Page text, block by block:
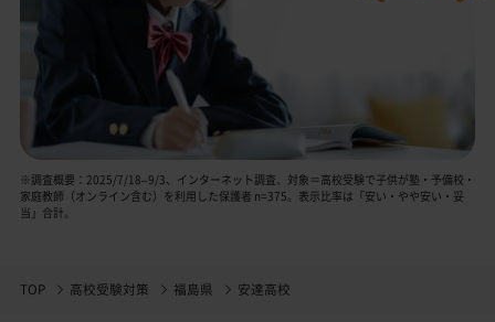
※調査概要：2025/7/18–9/3、インターネット調査、対象＝高校受験で子供が塾・予備校・
家庭教師（オンライン含む）を利用した保護者 n=375。表示比率は「安い・やや安い・妥
当」合計。
TOP 高校受験対策 福島県 安達高校